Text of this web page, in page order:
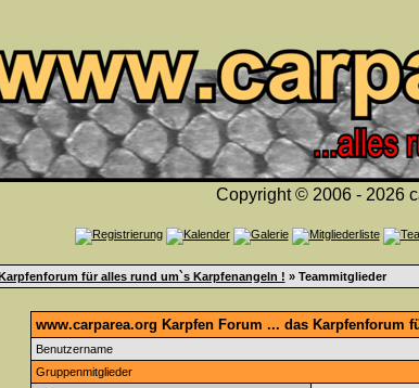
Copyright © 2006 - 2026
für alles rund um`s Karpfenangeln ! » Teammitglieder
www.carparea.org Karpfen Forum ... das Karpfenforum
Benutzername
Gruppenmitglieder